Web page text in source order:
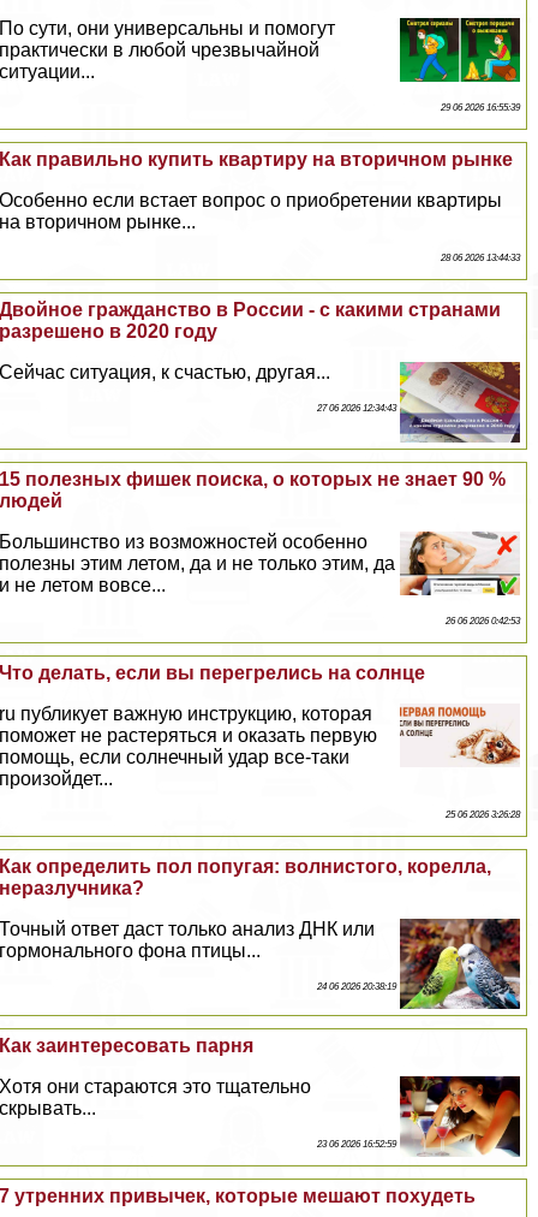
По сути, они универсальны и помогут
пpaктически в любой чрезвычайной
ситуации...
29 06 2026 16:55:39
Как правильно купить квартиру на вторичном рынке
Особенно если встает вопрос о приобретении квартиры
на вторичном рынке...
28 06 2026 13:44:33
Двойное гражданство в России - с какими странами
разрешено в 2020 году
Сейчас ситуация, к счастью, другая...
27 06 2026 12:34:43
15 полезных фишек поиска, о которых не знает 90 %
людей
Большинство из возможностей особенно
полезны этим летом, да и не только этим, да
и не летом вовсе...
26 06 2026 0:42:53
Что делать, если вы перегрелись на солнце
ru публикует важную инструкцию, которая
поможет не растеряться и оказать первую
помощь, если солнечный удар все-таки
произойдет...
25 06 2026 3:26:28
Как определить пол попугая: волнистого, корелла,
неразлучника?
Точный ответ даст только анализ ДНК или
гормонального фона птицы...
24 06 2026 20:38:19
Как заинтересовать парня
Хотя они стараются это тщательно
скрывать...
23 06 2026 16:52:59
7 утренних привычек, которые мешают похудеть